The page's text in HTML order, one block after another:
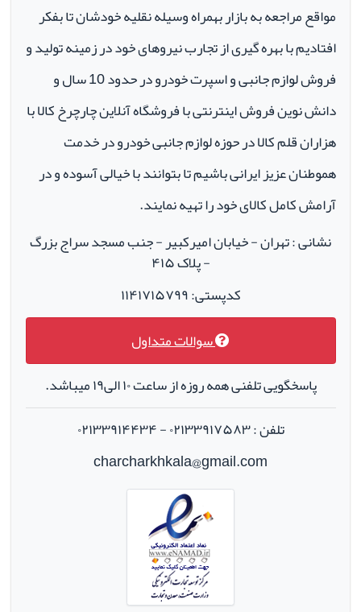
مواقع مراجعه به بازار بهمراه وسیله نقلیه خودشان تا بفکر
افتادیم با بهره گیری از تجارب نیروهای خود در زمینه تولید و
فروش لوازم جانبی و اسپرت خودرو در حدود 10 سال و
دانش نوین فروش اینترنتی با فروشگاه آنلاین چارچرخ کالا با
هزاران قلم کالا در حوزه لوازم جانبی خودرو در خدمت
هموطنان عزیز ایرانی باشیم تا بتوانند با خیالی آسوده و در
آرامش کامل کالای خود را تهیه نمایند.
نشانی : تهران - خیابان امیرکبیر - جنب مسجد سراج بزرگ
- پلاک ۴۱۵
کدپستی: ۱۱۴۱۷۱۵۷۹۹
سوالات متداول
پاسخگویی تلفنی همه روزه از ساعت ۱۰ الی۱۹ میباشد.
تلفن : ۰۲۱۳۳۹۱۷۵۸۳ - ۰۲۱۳۳۹۱۴۴۳۴
charcharkhkala@gmail.com